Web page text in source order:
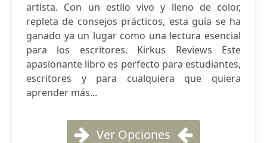
artista. Con un estilo vivo y lleno de color,
repleta de consejos prácticos, esta guía se ha
ganado ya un lugar como una lectura esencial
para los escritores. Kirkus Reviews Este
apasionante libro es perfecto para estudiantes,
escritores y para cualquiera que quiera
aprender más...
Ver Opciones